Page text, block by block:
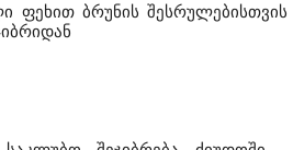
ფეხით ბრუნის შესრულებისთვის